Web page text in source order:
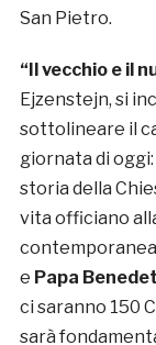
San Pietro.
“Il vecchio e il
Ejzenstejn, si
sottolineare il
giornata di
storia della
vita officiano
e Papa
ci saranno 150
sarà